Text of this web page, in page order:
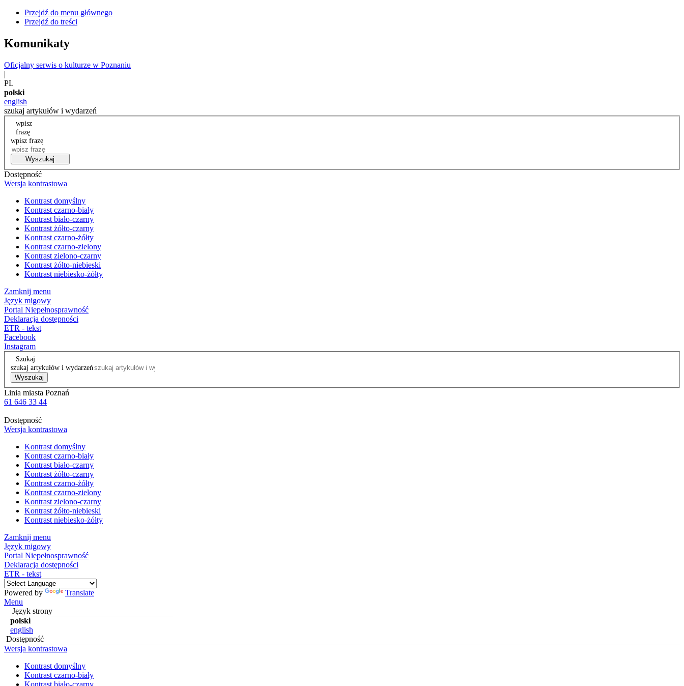
Przejdź do menu głównego
Przejdź do treści
Komunikaty
Oficjalny serwis o kulturze w Poznaniu
|
PL
polski
english
szukaj artykułów i wydarzeń
wpisz
frazę
wpisz frazę
Wyszukaj
Dostępność
Wersja kontrastowa
Kontrast domyślny
Kontrast czarno-biały
Kontrast biało-czarny
Kontrast żółto-czarny
Kontrast czarno-żółty
Kontrast czarno-zielony
Kontrast zielono-czarny
Kontrast żółto-niebieski
Kontrast niebiesko-żółty
Zamknij menu
Język migowy
Portal Niepełnosprawność
Deklaracja dostępności
ETR - tekst
Facebook
Instagram
Szukaj
szukaj artykułów i wydarzeń
Wyszukaj
Linia miasta Poznań
61 646 33 44
Dostępność
Wersja kontrastowa
Kontrast domyślny
Kontrast czarno-biały
Kontrast biało-czarny
Kontrast żółto-czarny
Kontrast czarno-żółty
Kontrast czarno-zielony
Kontrast zielono-czarny
Kontrast żółto-niebieski
Kontrast niebiesko-żółty
Zamknij menu
Język migowy
Portal Niepełnosprawność
Deklaracja dostępności
ETR - tekst
Powered by
Translate
Menu
Język strony
polski
english
Dostępność
Wersja kontrastowa
Kontrast domyślny
Kontrast czarno-biały
Kontrast biało-czarny